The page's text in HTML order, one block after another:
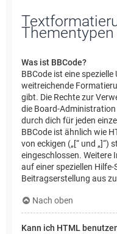
Thementypen
Was ist BBCode?
BBCode ist eine
weitreichende
gibt. Die Rechte zur
die Board-
durch dich für jeden
BBCode ist ähnlich wie
von eckigen („[“ und „]“)
eingeschlossen. Weitere
auf einer speziellen Hilfe-
Beitragserstellung aus
Nach oben
Kann ich HTML